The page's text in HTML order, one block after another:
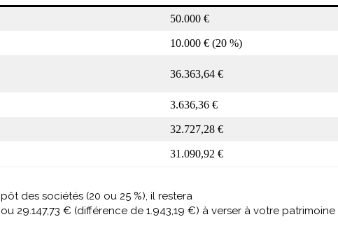
50.000 €
10.000 € (20 %)
36.363,64 €
3.636,36 €
32.727,28 €
31.090,92 €
des sociétés (20 ou 25 %), il restera
29.147,73 € (différence de 1.943,19 €) à verser à votre